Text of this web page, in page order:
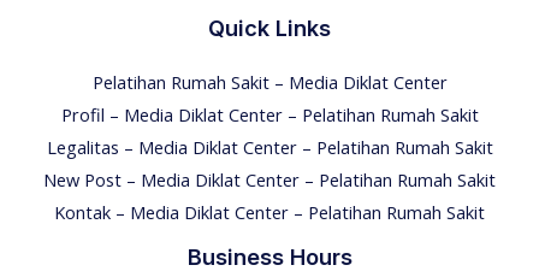
Quick Links
Pelatihan Rumah Sakit – Media Diklat Center
Profil – Media Diklat Center – Pelatihan Rumah Sakit
Legalitas – Media Diklat Center – Pelatihan Rumah Sakit
New Post – Media Diklat Center – Pelatihan Rumah Sakit
Kontak – Media Diklat Center – Pelatihan Rumah Sakit
Business Hours